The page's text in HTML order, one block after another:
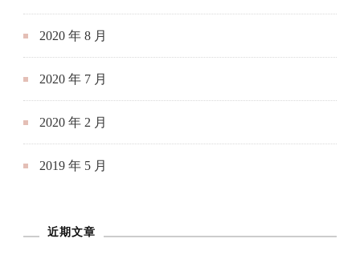
2020 年 8 月
2020 年 7 月
2020 年 2 月
2019 年 5 月
近期文章